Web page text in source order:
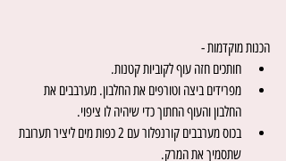
הכנות מוקדמות -
חותכים חזה עוף לקוביות קטנות.
מפרידים ביצה וטורפים את החלבון. מערבבים את
החלבון והעוף החתוך כדי שיהיה לו ציפוי.
בכוס מערבבים קורנפלור עם 2 כפות מים ליציר תערובת
שתסמיך את המרק.